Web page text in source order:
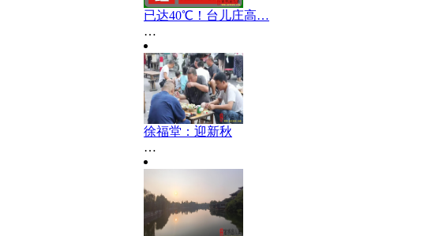
已达40℃！台儿庄高…
…
徐福堂：迎新秋
…